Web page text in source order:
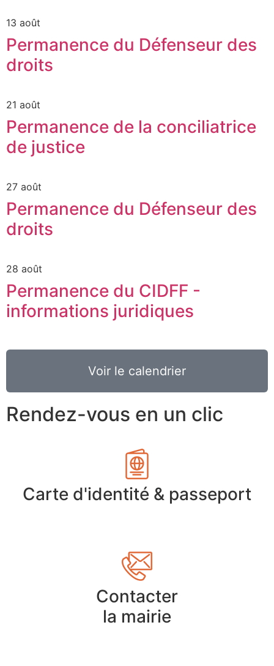
13 août
Permanence du Défenseur des
droits
21 août
Permanence de la conciliatrice
de justice
27 août
Permanence du Défenseur des
droits
28 août
Permanence du CIDFF -
informations juridiques
Voir le calendrier
Rendez-vous en un clic
Carte d'identité & passeport
Contacter
la mairie